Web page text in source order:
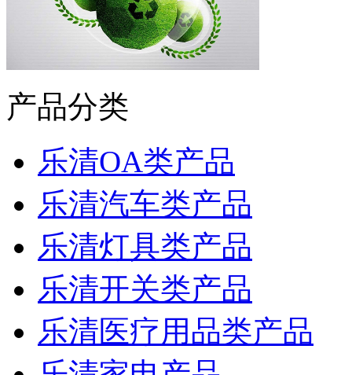
产品分类
乐清OA类产品
乐清汽车类产品
乐清灯具类产品
乐清开关类产品
乐清医疗用品类产品